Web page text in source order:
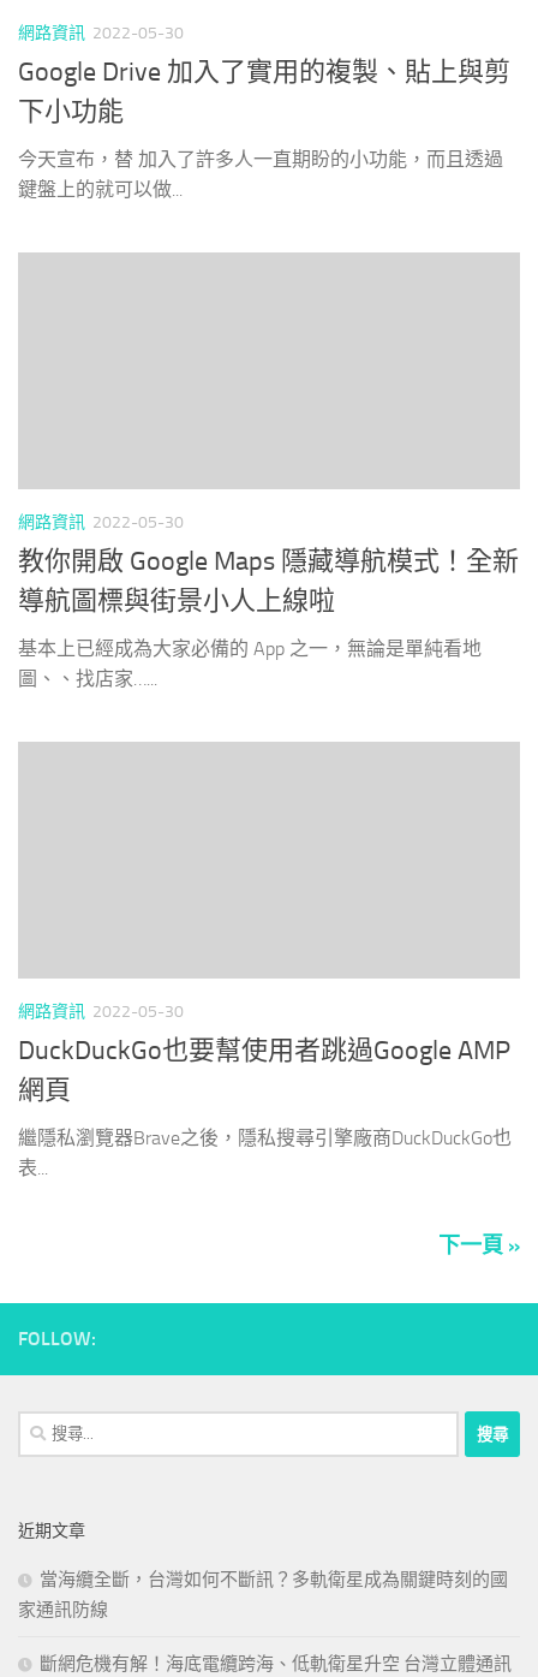
網路資訊 2022-05-30
Google Drive 加入了實用的複製、貼上與剪
下小功能
今天宣布，替 加入了許多人一直期盼的小功能，而且透過
鍵盤上的就可以做...
網路資訊 2022-05-30
教你開啟 Google Maps 隱藏導航模式！全新
導航圖標與街景小人上線啦
基本上已經成為大家必備的 App 之一，無論是單純看地
圖、、找店家…...
網路資訊 2022-05-30
DuckDuckGo也要幫使用者跳過Google AMP
網頁
繼隱私瀏覽器Brave之後，隱私搜尋引擎廠商DuckDuckGo也
表...
下一頁 »
FOLLOW:
搜
尋
字:
近期文章
當海纜全斷，台灣如何不斷訊？多軌衛星成為關鍵時刻的國
家通訊防線
斷網危機有解！海底電纜跨海、低軌衛星升空 台灣立體通訊